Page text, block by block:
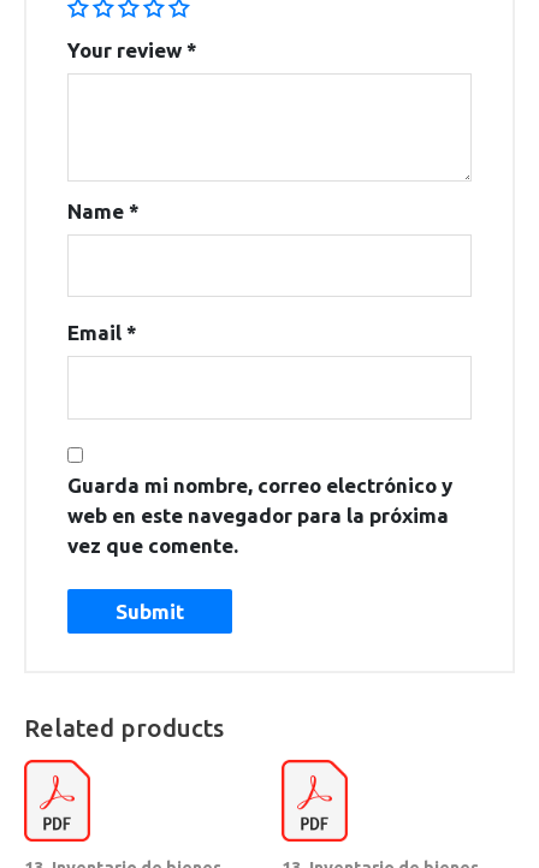
Your review *
Name *
Email *
Guarda mi nombre, correo electrónico y
web en este navegador para la próxima
vez que comente.
Related products